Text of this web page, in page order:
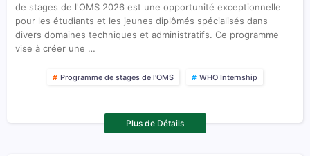
de stages de l'OMS 2026 est une opportunité exceptionnelle
pour les étudiants et les jeunes diplômés spécialisés dans
divers domaines techniques et administratifs. Ce programme
vise à créer une …
Programme de stages de l'OMS WHO Internship
Plus de Détails